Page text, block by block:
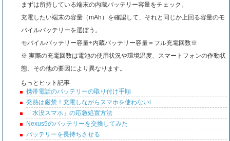
まずは所持している端末の内蔵バッテリー容量をチェック。
充電したい端末の容量（mAh）を確認して、それと同じか上回る容量のモ
バイルバッテリーを選ぼう。
モバイルバッテリー容量÷内蔵バッテリー容量＝フル充電回数※
※ 実際の充電回数は電池の使用状況や環境温度、スマートフォンの作動状
態、その他の要因により異なります。
もっとヒット記事
携帯電話のバッテリーの取り付け手順
発熱は厳禁！充電しながらスマホを使わないl
「水没スマホ」の応急処置方法
Nexus5のバッテリーを交換してみた
バッテリーを長持ちさせる